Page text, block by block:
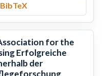
BibTeX
for the
Erfolgreiche
der